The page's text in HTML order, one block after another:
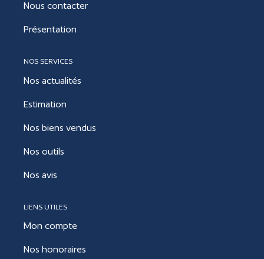
Nous contacter
Présentation
NOS SERVICES
Nos actualités
Estimation
Nos biens vendus
Nos outils
Nos avis
LIENS UTILES
Mon compte
Nos honoraires